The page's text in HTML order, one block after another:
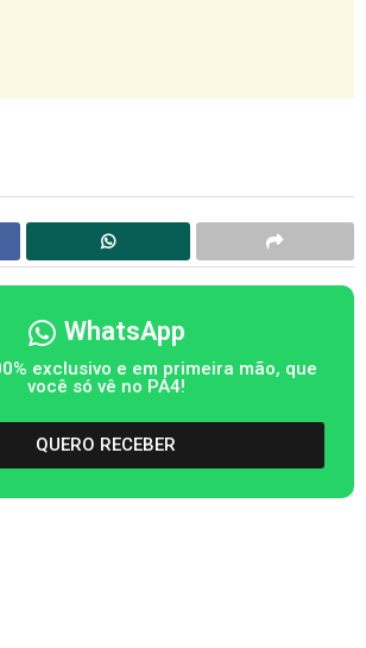
WhatsApp
exclusivo e em primeira mão, que
você só vê no PA4!
QUERO RECEBER